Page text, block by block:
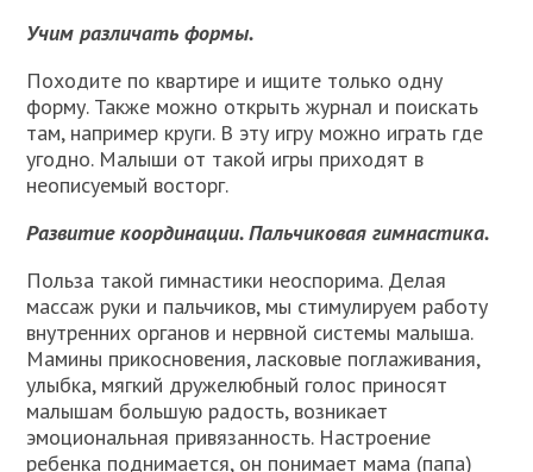
Учим различать формы.
Походите по квартире и ищите только одну
форму. Также можно открыть журнал и поискать
там, например круги. В эту игру можно играть где
угодно. Малыши от такой игры приходят в
неописуемый восторг.
Развитие координации. Пальчиковая гимнастика.
Польза такой гимнастики неоспорима. Делая
массаж руки и пальчиков, мы стимулируем работу
внутренних органов и нервной системы малыша.
Мамины прикосновения, ласковые поглаживания,
улыбка, мягкий дружелюбный голос приносят
малышам большую радость, возникает
эмоциональная привязанность. Настроение
ребенка поднимается, он понимает мама (папа)